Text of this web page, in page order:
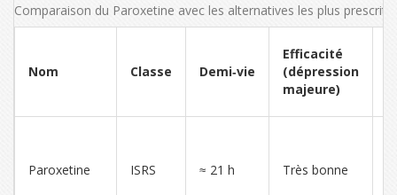
Comparaison du Paroxetine avec les alternatives les plus
Nom Classe Demi‑vie
Efficacité
(dépression
majeure)
Paroxetine ISRS ≈ 21 h Très bonne